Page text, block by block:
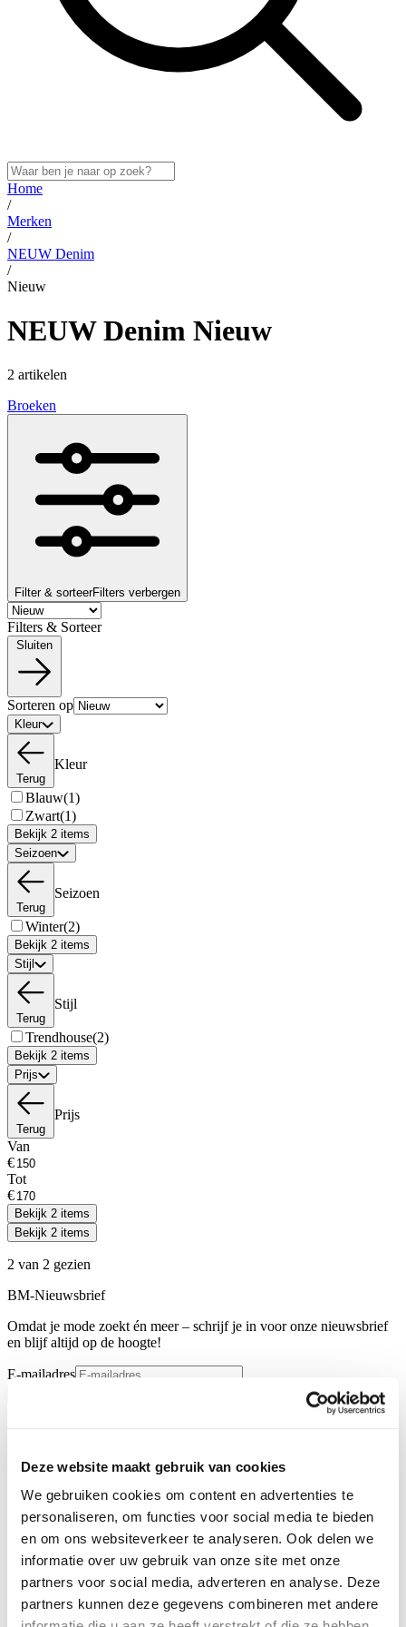
Deze website maakt gebruik van cookies
We gebruiken cookies om content en advertenties te
personaliseren, om functies voor social media te bieden
en om ons websiteverkeer te analyseren. Ook delen we
informatie over uw gebruik van onze site met onze
partners voor social media, adverteren en analyse. Deze
partners kunnen deze gegevens combineren met andere
Home
/
Merken
/
NEUW Denim
/
Nieuw
NEUW Denim Nieuw
2 artikelen
Broeken
Filter & sorteerFilters verbergen
Filters & Sorteer
Sorteren op
Kleur
Terug
Kleur
Blauw(1)
Zwart(1)
Bekijk 2 items
Seizoen
Terug
Seizoen
Winter(2)
Bekijk 2 items
Stijl
Terug
Stijl
Trendhouse(2)
Bekijk 2 items
Prijs
Terug
Prijs
Van
€
Tot
€
Bekijk 2 items
Bekijk 2 items
2 van 2 gezien
BM-Nieuwsbrief
Omdat je mode zoekt én meer – schrijf je in voor onze nieuwsbrief
en blijf altijd op de hoogte!
E-mailadres